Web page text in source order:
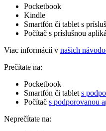
Pocketbook
Kindle
Smartfón či tablet s
Počítač s príslušnou
Viac informácií v našich
Prečítate na:
Pocketbook
Smartfón či tablet s
Počítač s podporovanou
Neprečítate na: